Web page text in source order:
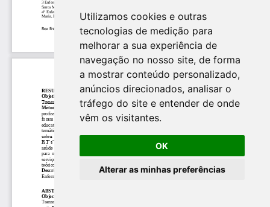
Utilizamos cookies e outras
tecnologias de medição para
melhorar a sua experiência de
navegação no nosso site, de forma
a mostrar conteúdo personalizado,
anúncios direcionados, analisar o
tráfego do site e entender de onde
vêm os visitantes.
OK
Alterar as minhas preferências